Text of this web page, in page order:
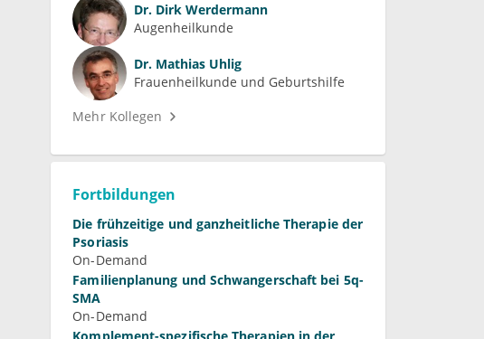
Dr. Dirk Werdermann
Augenheilkunde
Dr. Mathias Uhlig
Frauenheilkunde und Geburtshilfe
Mehr Kollegen
Fortbildungen
Die frühzeitige und ganzheitliche Therapie der
Psoriasis
On-Demand
Familienplanung und Schwangerschaft bei 5q-
SMA
On-Demand
Komplement-spezifische Therapien in der